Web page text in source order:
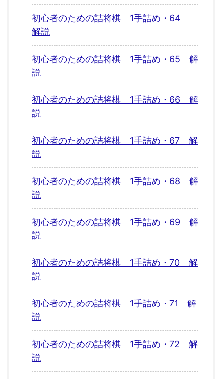
初心者のための詰将棋 1手詰め・64
解説
初心者のための詰将棋 1手詰め・65 解
説
初心者のための詰将棋 1手詰め・66 解
説
初心者のための詰将棋 1手詰め・67 解
説
初心者のための詰将棋 1手詰め・68 解
説
初心者のための詰将棋 1手詰め・69 解
説
初心者のための詰将棋 1手詰め・70 解
説
初心者のための詰将棋 1手詰め・71 解
説
初心者のための詰将棋 1手詰め・72 解
説